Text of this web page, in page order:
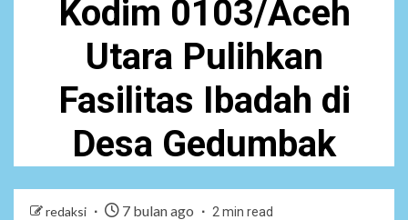
Kodim 0103/Aceh
Utara Pulihkan
Fasilitas Ibadah di
Desa Gedumbak
redaksi 7 bulan ago 2 min read